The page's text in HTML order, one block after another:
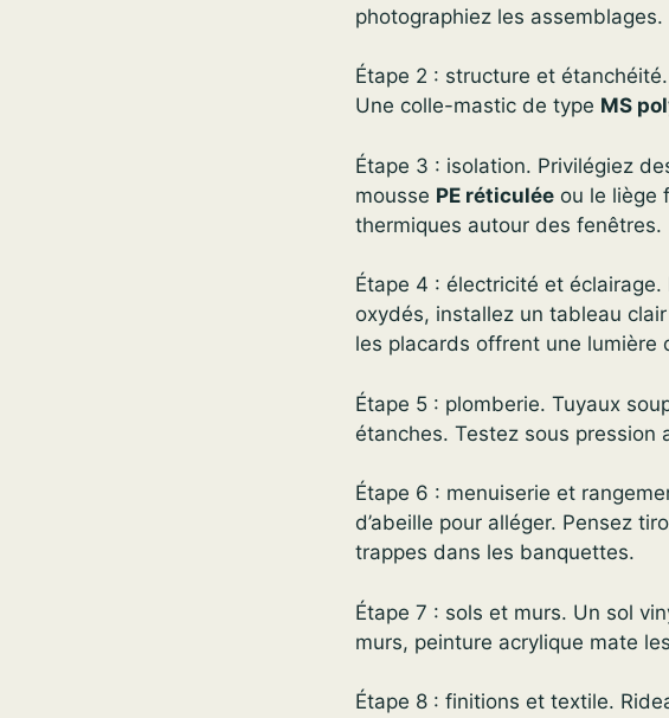
photographiez les
Étape 2 : structure et
Une colle-mastic de type MS
Étape 3 : isolation. Privilégiez
mousse PE réticulée ou le liège
thermiques autour des fenêtres.
Étape 4 : électricité et
oxydés, installez un tableau
les placards offrent une lumière
Étape 5 : plomberie. Tuyaux
étanches. Testez sous pression
Étape 6 : menuiserie et
d’abeille pour alléger. Pensez
trappes dans les banquettes.
Étape 7 : sols et murs. Un sol
murs, peinture acrylique mate
Étape 8 : finitions et textile.